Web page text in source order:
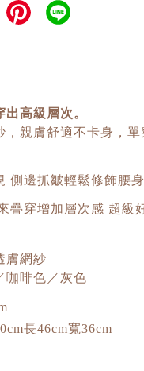
高級層次。
，親膚舒適不卡身，
側邊抓皺輕鬆修飾腰身
疊穿增加層次感 超級
膚網紗
咖啡色／灰色
長46cm寬36cm